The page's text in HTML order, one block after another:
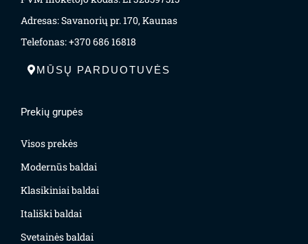
Adresas: Savanorių pr. 170, Kaunas
Telefonas: +370 686 16818
MŪSŲ PARDUOTUVĖS
Prekių grupės
Visos prekės
Modernūs baldai
Klasikiniai baldai
Itališki baldai
Svetainės baldai